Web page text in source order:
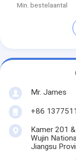
Min. bestelaantal
Mr. James
+86
Kamer 201
Wujin
Jiangsu